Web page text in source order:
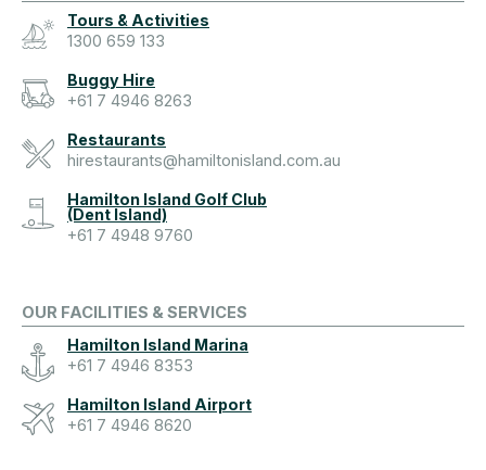
Tours & Activities
1300 659 133
Buggy Hire
+61 7 4946 8263
Restaurants
hirestaurants@hamiltonisland.com.au
Hamilton Island Golf Club
(Dent Island)
+61 7 4948 9760
OUR FACILITIES & SERVICES
Hamilton Island Marina
+61 7 4946 8353
Hamilton Island Airport
+61 7 4946 8620